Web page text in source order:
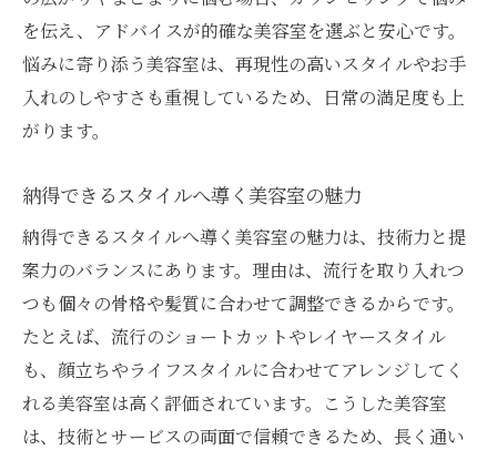
を伝え、アドバイスが的確な美容室を選ぶと安心です。
悩みに寄り添う美容室は、再現性の高いスタイルやお手
入れのしやすさも重視しているため、日常の満足度も上
がります。
納得できるスタイルへ導く美容室の魅力
納得できるスタイルへ導く美容室の魅力は、技術力と提
案力のバランスにあります。理由は、流行を取り入れつ
つも個々の骨格や髪質に合わせて調整できるからです。
たとえば、流行のショートカットやレイヤースタイル
も、顔立ちやライフスタイルに合わせてアレンジしてく
れる美容室は高く評価されています。こうした美容室
は、技術とサービスの両面で信頼できるため、長く通い